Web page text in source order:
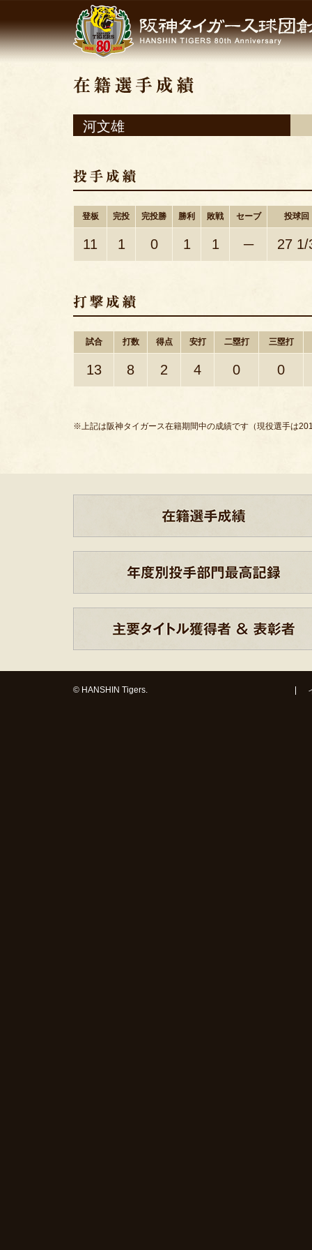
河文雄
登板 完投 完投勝 勝利 敗戦 セーブ 投球回
11 1 0 1 1 ─ 27 1/
試合 打数 得点 安打 二塁打 三塁打
13 8 2 4 0 0
※上記は阪神タイガース在籍期間中の成績です（現役選手は
© HANSHIN Tigers.